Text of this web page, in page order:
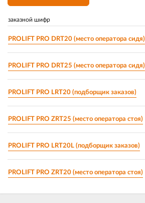
заказной шифр
PROLIFT PRO DRT20 (место оператора сидя)
PROLIFT PRO DRT25 (место оператора сидя)
PROLIFT PRO LRT20 (подборщик заказов)
PROLIFT PRO ZRT25 (место оператора стоя)
PROLIFT PRO LRT20L (подборщик заказов)
PROLIFT PRO ZRT20 (место оператора стоя)